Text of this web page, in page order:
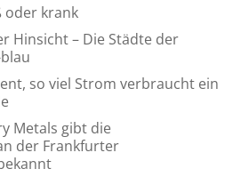
oder krank
Hinsicht – Die Städte der
so viel Strom verbraucht ein
Metals gibt die
der Frankfurter